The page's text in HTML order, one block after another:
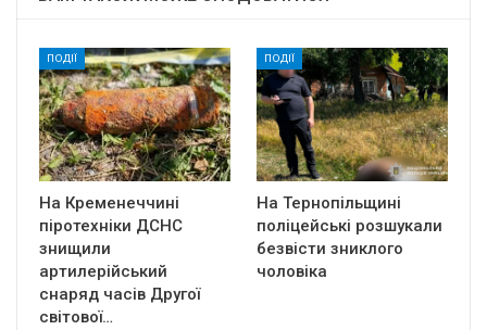
ПОДІЇ
На Кременеччині
піротехніки ДСНС
знищили
артилерійський
снаряд часів Другої
світової…
ПОДІЇ
На Тернопільщині
поліцейські розшукали
безвісти зниклого
чоловіка